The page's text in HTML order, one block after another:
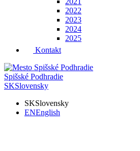
2022
2023
2024
2025
Kontakt
Spišské Podhradie
SKSlovensky
SKSlovensky
ENEnglish